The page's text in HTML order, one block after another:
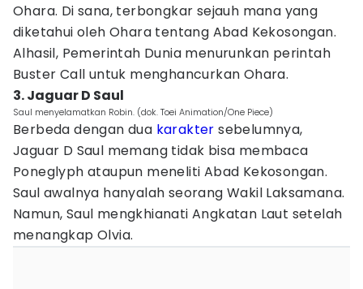
Ohara. Di sana, terbongkar sejauh mana yang
diketahui oleh Ohara tentang Abad Kekosongan.
Alhasil, Pemerintah Dunia menurunkan perintah
Buster Call untuk menghancurkan Ohara.
3. Jaguar D Saul
Saul menyelamatkan Robin. (dok. Toei Animation/One Piece)
Berbeda dengan dua karakter sebelumnya,
Jaguar D Saul memang tidak bisa membaca
Poneglyph ataupun meneliti Abad Kekosongan.
Saul awalnya hanyalah seorang Wakil Laksamana.
Namun, Saul mengkhianati Angkatan Laut setelah
menangkap Olvia.